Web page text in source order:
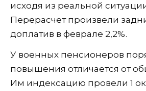
исходя из реальной
Перерасчет произвели
доплатив в феврале 2,2%.
У военных пенсионеров
повышения отличается от
Им индексацию провели 1